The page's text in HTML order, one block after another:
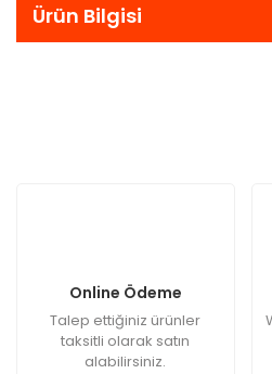
Ürün Bilgisi
Online Ödeme
Talep ettiğiniz ürünler
taksitli olarak satın
alabilirsiniz.